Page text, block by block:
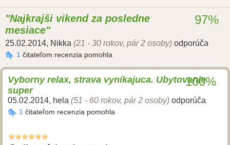
Najkrajši vikend za posledne
mesiace
25.02.2014, Nikka (21 - 30 rokov, pár 2 osoby) odporúča
1 čitateľom recenzia pomohla
97%
Vyborny relax, strava vynikajuca. Ubytovanie
super
05.02.2014, hela (51 - 60 rokov, pár 2 osoby) odporúča
1 čitateľom recenzia pomohla
100%